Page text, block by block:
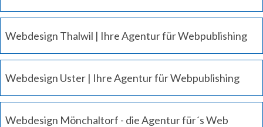
Webdesign Thalwil | Ihre Agentur für Webpublishing
Webdesign Uster | Ihre Agentur für Webpublishing
Webdesign Mönchaltorf - die Agentur für´s Web